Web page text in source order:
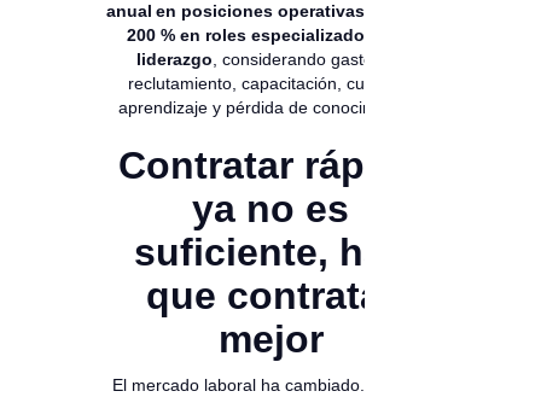
anual en posiciones operativas, y hasta
200 % en roles especializados o de
liderazgo , considerando gastos de
reclutamiento, capacitación, curva de
aprendizaje y pérdida de conocimiento.
Contratar rápido
ya no es
suficiente, hay
que contratar
mejor
El mercado laboral ha cambiado. Hoy, los